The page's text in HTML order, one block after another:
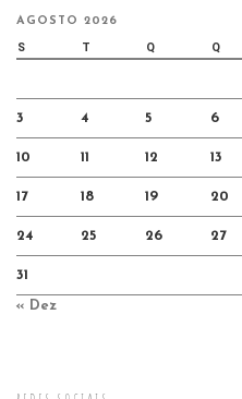
AGOSTO 2026
S T Q Q
3 4 5 6
10 11 12 13
17 18 19 20
24 25 26 27
31
« Dez